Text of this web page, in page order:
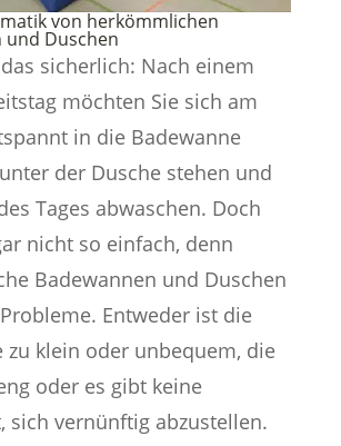
von herkömmlichen
und Duschen
sicherlich: Nach einem
möchten Sie sich am
in die Badewanne
der Dusche stehen und
Tages abwaschen. Doch
nicht so einfach, denn
Badewannen und Duschen
Entweder ist die
zu klein oder unbequem, die
oder es gibt keine
sich vernünftig abzustellen.